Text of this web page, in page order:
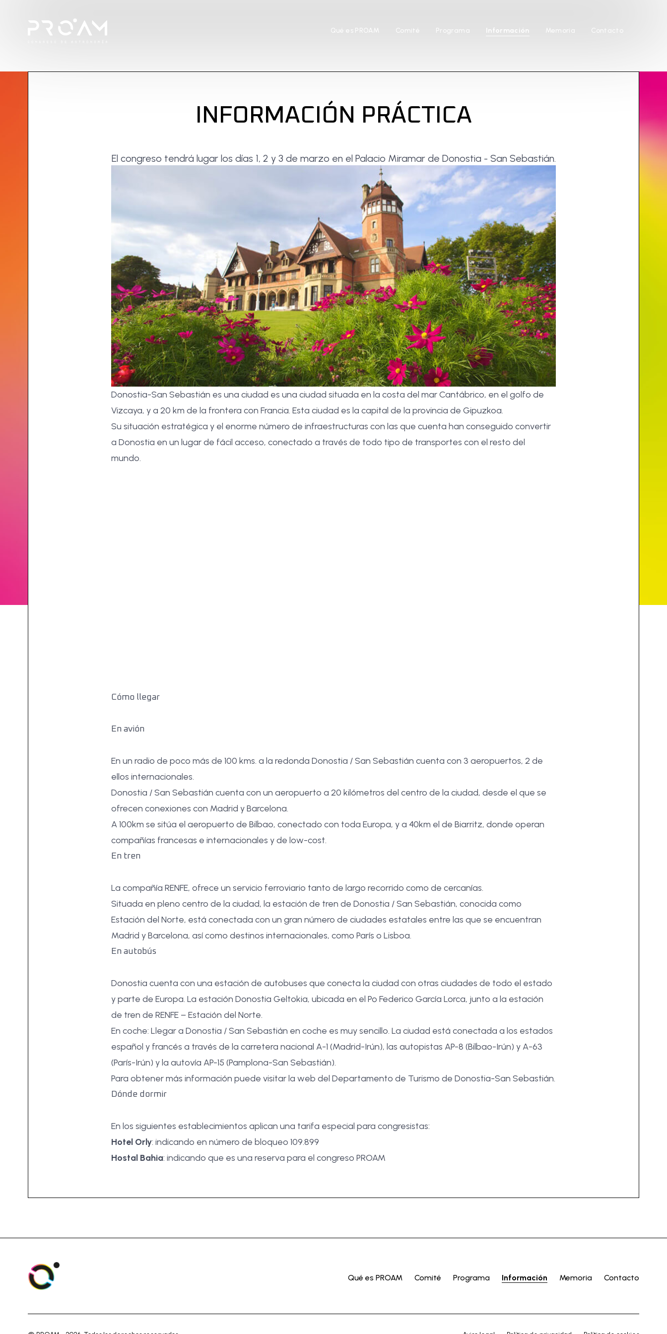
Qué es PROAM Comité Programa Información Memoria Contacto
INFORMACIÓN PRÁCTICA
El congreso tendrá lugar los días 1, 2 y 3 de marzo en el Palacio Miramarde Donostia - San Sebastián.
Donostia-San Sebastián es una ciudad es una ciudad situada en la costa del mar Cantábrico, en el golfo de
Vizcaya, y a 20 km de la frontera con Francia. Esta ciudad es la capital de la provincia de Gipuzkoa.
Su situación estratégica y el enorme número de infraestructuras con las que cuenta han conseguido convertir
a Donostia en un lugar de fácil acceso, conectado a través de todo tipo de transportes con el resto del
mundo.
Cómo llegar
En avión
En un radio de poco más de 100 kms. a la redonda Donostia / San Sebastián cuenta con 3 aeropuertos, 2 de
ellos internacionales.
Donostia / San Sebastián cuenta con un aeropuerto a 20 kilómetros del centro de la ciudad, desde el que se
ofrecen conexiones con Madrid y Barcelona.
A 100km se sitúa el aeropuerto de Bilbao, conectado con toda Europa, y a 40km el de Biarritz, donde operan
compañías francesas e internacionales y de low-cost.
En tren
La compañía RENFE, ofrece un servicio ferroviario tanto de largo recorrido como de cercanías.
Situada en pleno centro de la ciudad, la estación de tren de Donostia / San Sebastián, conocida como
Estación del Norte, está conectada con un gran número de ciudades estatales entre las que se encuentran
Madrid y Barcelona, así como destinos internacionales, como París o Lisboa.
En autobús
Donostia cuenta con una estación de autobuses que conecta la ciudad con otras ciudades de todo el estado
y parte de Europa. La estación Donostia Geltokia, ubicada en el Pº Federico García Lorca, junto a la estación
de tren de RENFE – Estación del Norte.
En coche: Llegar a Donostia / San Sebastián en coche es muy sencillo. La ciudad está conectada a los estados
español y francés a través de la carretera nacional A-1 (Madrid-Irún), las autopistas AP-8 (Bilbao-Irún) y A-63
(París-Irún) y la autovía AP-15 (Pamplona-San Sebastián).
Para obtener más información puede visitar la web del Departamento de Turismo de Donostia-San Sebastián.
Dónde dormir
En los siguientes establecimientos aplican una tarifa especial para congresistas:
Hotel Orly: indicando en número de bloqueo 109.899
Hostal Bahia: indicando que es una reserva para el congreso PROAM
Qué es PROAM Comité Programa Información Memoria Contacto